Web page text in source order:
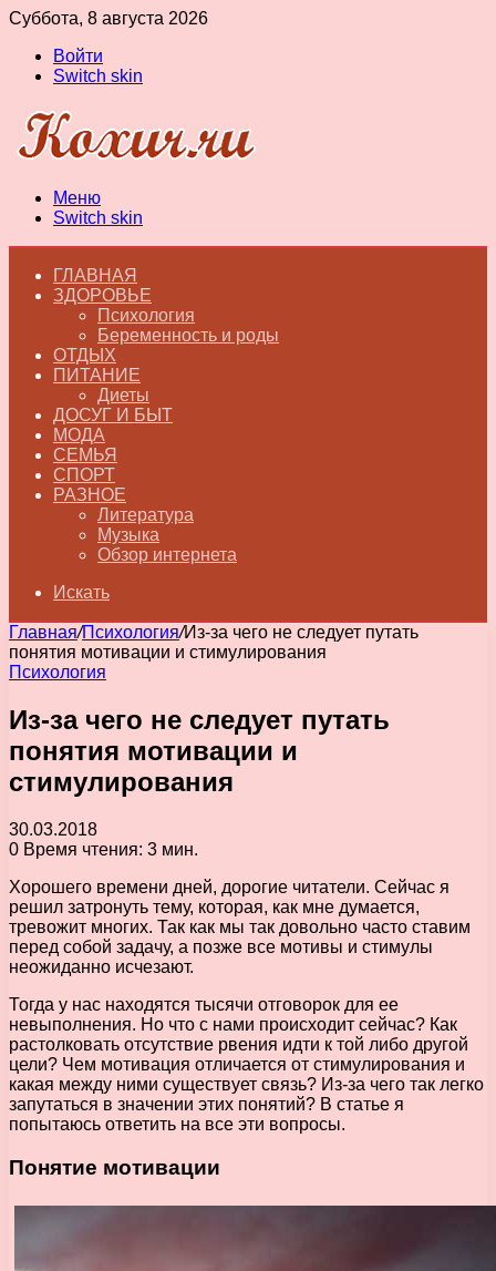
Суббота, 8 августа 2026
Войти
Switch skin
Меню
Switch skin
ГЛАВНАЯ
ЗДОРОВЬЕ
Психология
Беременность и роды
ОТДЫХ
ПИТАНИЕ
Диеты
ДОСУГ И БЫТ
МОДА
СЕМЬЯ
СПОРТ
РАЗНОЕ
Литература
Музыка
Обзор интернета
Искать
Главная/Психология/Из-за чего не следует путать
понятия мотивации и стимулирования
Психология
Из-за чего не следует путать
понятия мотивации и
стимулирования
30.03.2018
0 Время чтения: 3 мин.
Хорошего времени дней, дорогие читатели. Сейчас я
решил затронуть тему, которая, как мне думается,
тревожит многих. Так как мы так довольно часто ставим
перед собой задачу, а позже все мотивы и стимулы
неожиданно исчезают.
Тогда у нас находятся тысячи отговорок для ее
невыполнения. Но что с нами происходит сейчас? Как
растолковать отсутствие рвения идти к той либо другой
цели? Чем мотивация отличается от стимулирования и
какая между ними существует связь? Из-за чего так легко
запутаться в значении этих понятий? В статье я
попытаюсь ответить на все эти вопросы.
Понятие мотивации